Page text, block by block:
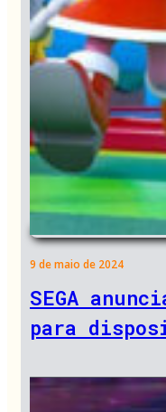
9 de maio de 2024
SEGA
para